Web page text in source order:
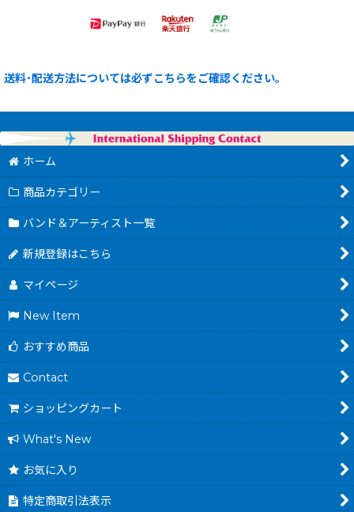
送料･配送方法については必ずこちらをご確認ください。
ホーム
商品カテゴリー
バンド＆アーティスト一覧
新規登録はこちら
マイページ
New Item
おすすめ商品
Contact
ショッピングカート
What's New
お気に入り
特定商取引法表示